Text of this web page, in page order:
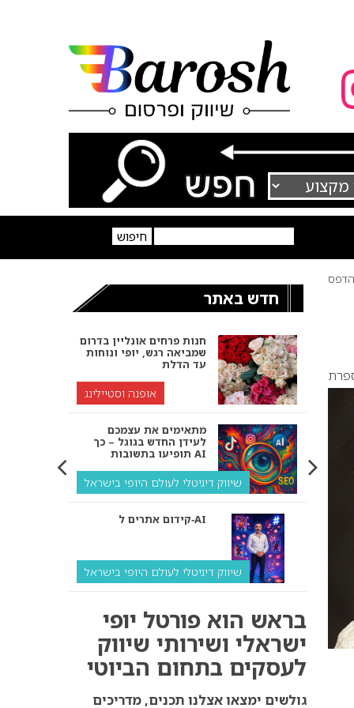
הדפס
חדש באתר
חנות פרחים אונליין בדרום
שמביאה רגש, יופי ונוחות
עד הדלת
אופנה וסטיילינג
מתאימים את עצמכם
לעידן החדש בגוגל – כך
תופיעו בתשובות AI
שיווק דיגיטלי לעולם היופי בישראל
קידום אתרים ל‑AI
שיווק דיגיטלי לעולם היופי בישראל
ולמה העסק שלך צריך
שיווק דיגיטלי לעסקים
קידום ל‑AI לעומת קידום
בראש הוא פורטל יופי
ישראלי ושירותי שיווק
לעסקים בתחום הביוטי
גולשים ימצאו אצלנו תכנים, מדריכים